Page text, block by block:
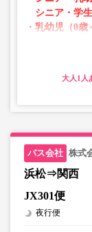
シニア・学生
・乳幼児（0
賃での乗車券
・AM1時～5
す。
・販売日・便
販売価格をご
大人
株式
浜松⇒関西
JX301便
夜行便